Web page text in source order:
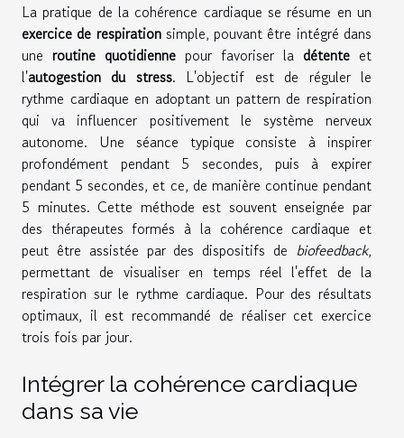
La pratique de la cohérence cardiaque se résume en un
exercice de respirationsimple, pouvant être intégré dans
une routine quotidienne pour favoriser la détente et
l'autogestion du stress. L'objectif est de réguler le
rythme cardiaque en adoptant un pattern de respiration
qui va influencer positivement le système nerveux
autonome. Une séance typique consiste à inspirer
profondément pendant 5 secondes, puis à expirer
pendant 5 secondes, et ce, de manière continue pendant
5 minutes. Cette méthode est souvent enseignée par
des thérapeutes formés à la cohérence cardiaque et
peut être assistée par des dispositifs de biofeedback,
permettant de visualiser en temps réel l'effet de la
respiration sur le rythme cardiaque. Pour des résultats
optimaux, il est recommandé de réaliser cet exercice
trois fois par jour.
Intégrer la cohérence cardiaque
dans sa vie